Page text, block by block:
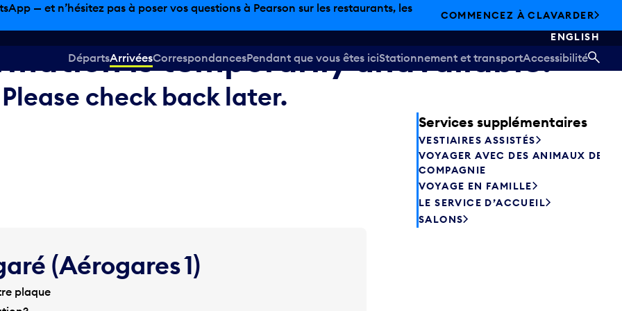
— et n’hésitez pas à poser vos questions à Pearson sur les restaurants, les
COMMENCEZ À CLAVARDER
ENGLISH
DépartsArrivéesCorrespondancesPendant que vous êtes iciStationnement et transportAccessibilité
is temporarily unavailable.
Please check back later.
Services supplémentaires
VESTIAIRES ASSISTÉS
VOYAGER AVEC DES ANIMAUX DE
COMPAGNIE
VOYAGE EN FAMILLE
LE SERVICE D’ACCUEIL
SALONS
(Aérogares 1)
plaque